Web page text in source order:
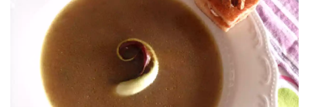
Precedente